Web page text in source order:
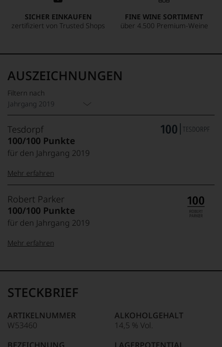
SICHER EINKAUFEN
zertifiziert von Trusted Shops
FINE WINE SORTIMENT
über 4.500 Premium-Weine
AUSZEICHNUNGEN
Filtern nach
Jahrgang 2019
Tesdorpf
100/100 Punkte
für den Jahrgang 2019
99–100 Punkte:
95–98 Punkte:
85–89 Punkte:
Tesdorpf
Der
Name
Tesdorpf
für
für
edlen
der
Welt,
wie
Mehr erfahren
Robert Parker
100/100 Punkte
für den Jahrgang 2019
95-90 Punkte:
Parker
Ganz
ohne
war
Robert
einer
Mehr erfahren
STECKBRIEF
ARTIKELNUMMER
W53460
ALKOHOLGEHALT
14,5 % Vol.